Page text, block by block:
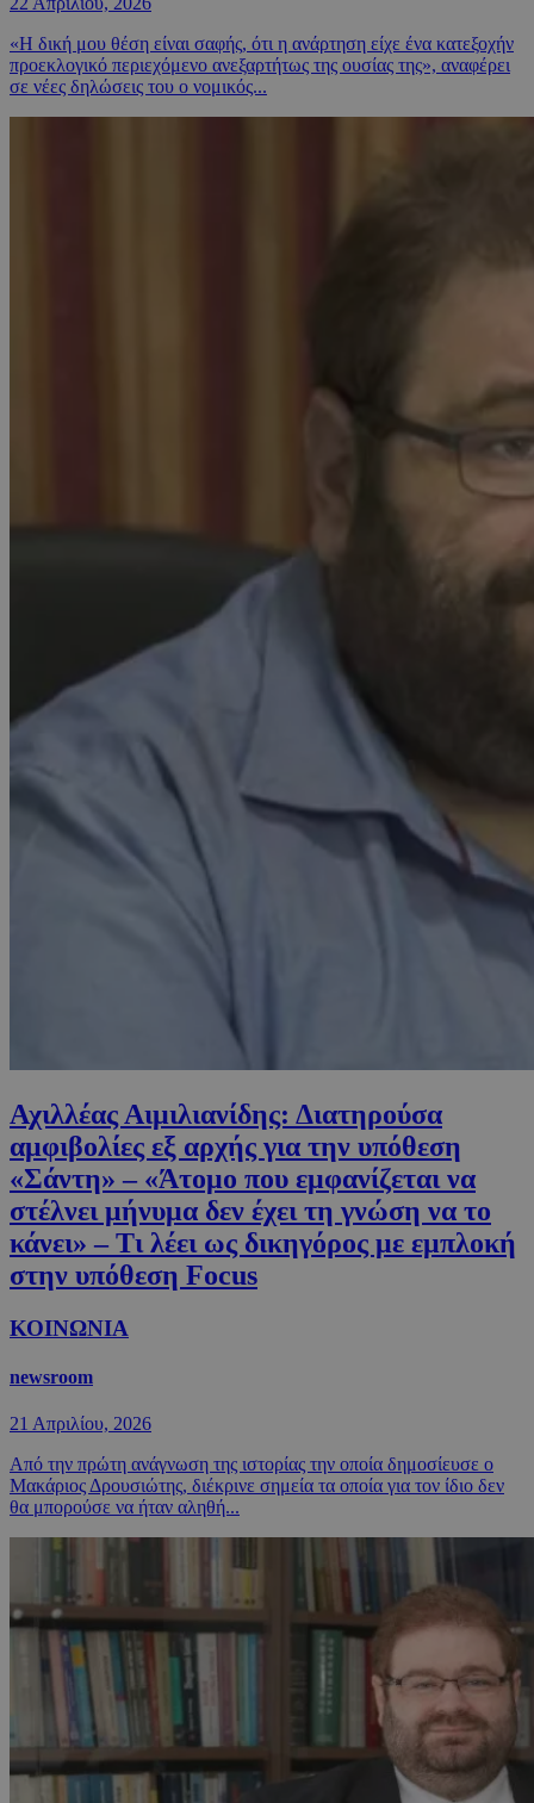
«Η δική μου θέση είναι σαφής, ότι η ανάρτηση είχε ένα κατεξοχήν
προεκλογικό περιεχόμενο ανεξαρτήτως της ουσίας της», αναφέρει
σε νέες δηλώσεις του ο νομικός...
Αχιλλέας Αιμιλιανίδης: Διατηρούσα
αμφιβολίες εξ αρχής για την υπόθεση
«Σάντη» – «Άτομο που εμφανίζεται να
στέλνει μήνυμα δεν έχει τη γνώση να το
κάνει» – Τι λέει ως δικηγόρος με εμπλοκή
στην υπόθεση Focus
ΚΟΙΝΩΝΙΑ
newsroom
21 Απριλίου, 2026
Από την πρώτη ανάγνωση της ιστορίας την οποία δημοσίευσε ο
Μακάριος Δρουσιώτης, διέκρινε σημεία τα οποία για τον ίδιο δεν
θα μπορούσε να ήταν αληθή...